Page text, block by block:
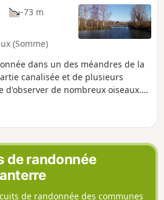
-73 m
(Somme)
dans un des méandres de la
canalisée et de plusieurs
d'observer de nombreux oiseaux.
le milieu qui a été parcouru.
de randonnée
de randonnée des communes